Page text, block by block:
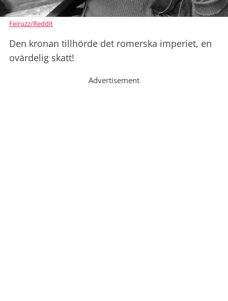
Feiruzz/Reddit
Den kronan tillhörde det romerska imperiet, en
ovärdelig skatt!
Advertisement